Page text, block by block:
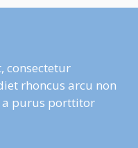
consectetur
rhoncus arcu non
a purus porttitor